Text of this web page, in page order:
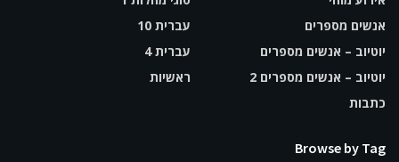
אנשים מספרים
יוטיוב – אנשים מספרים
יוטיוב – אנשים מספרים 2
כתבות
עברית 10
עברית 4
ראשיות
Browse by Tag